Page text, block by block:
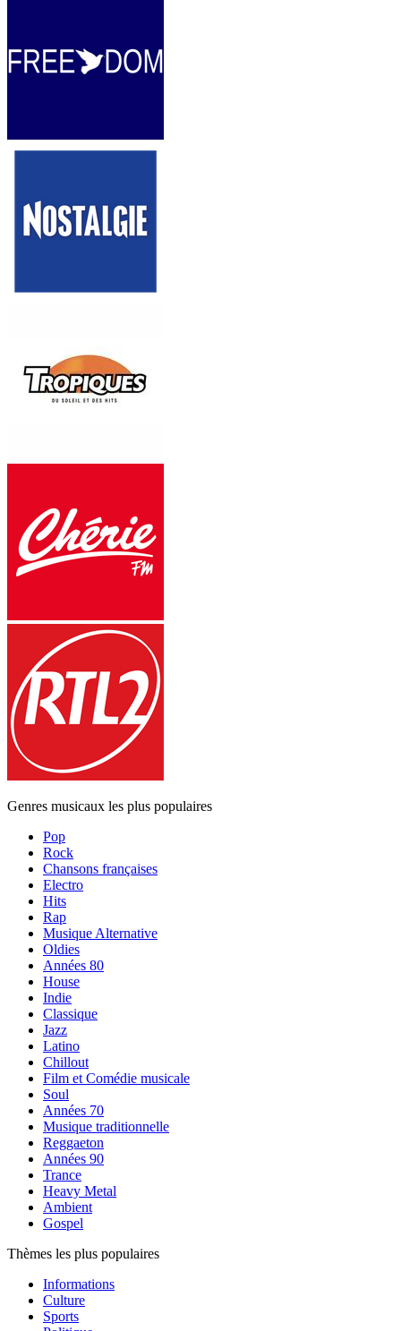
Genres musicaux les plus populaires
Pop
Rock
Chansons françaises
Electro
Hits
Rap
Musique Alternative
Oldies
Années 80
House
Indie
Classique
Jazz
Latino
Chillout
Film et Comédie musicale
Soul
Années 70
Musique traditionnelle
Reggaeton
Années 90
Trance
Heavy Metal
Ambient
Gospel
Thèmes les plus populaires
Informations
Culture
Sports